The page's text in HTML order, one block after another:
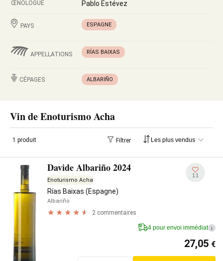
ŒNOLOGUE Pablo Estévez
PAYS ESPAGNE
APPELLATIONS RÍAS BAIXAS
CÉPAGES ALBARIÑO
Vin de Enoturismo Acha
1 produit Filtrer
Davide Albariño 2024
Enoturismo Acha
Rías Baixas (Espagne)
Albariño
2 commentaires
11
4 pour envoi immédiat i
27,05 €